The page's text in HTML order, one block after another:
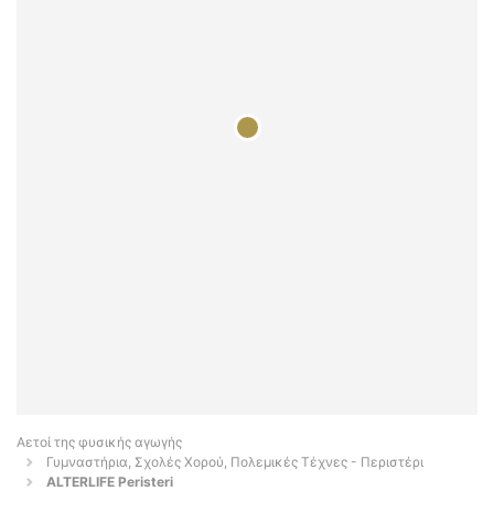
Αετοί της φυσικής αγωγής
Γυμναστήρια, Σχολές Χορού, Πολεμικές Τέχνες - Περιστέρι
ALTERLIFE Peristeri